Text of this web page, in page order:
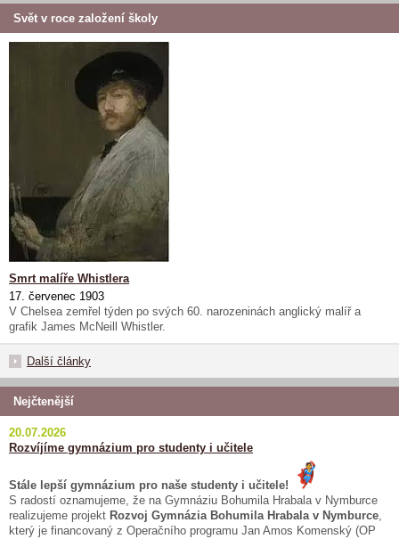
Svět v roce založení školy
Smrt malíře Whistlera
17. červenec 1903
V Chelsea zemřel týden po svých 60. narozeninách anglický malíř a
grafik James McNeill Whistler.
Další články
Nejčtenější
20.07.2026
Rozvíjíme gymnázium pro studenty i učitele
Stále lepší gymnázium pro naše studenty i učitele!
S radostí oznamujeme, že na Gymnáziu Bohumila Hrabala v Nymburce
realizujeme projekt Rozvoj Gymnázia Bohumila Hrabala v Nymburce,
který je financovaný z Operačního programu Jan Amos Komenský (OP